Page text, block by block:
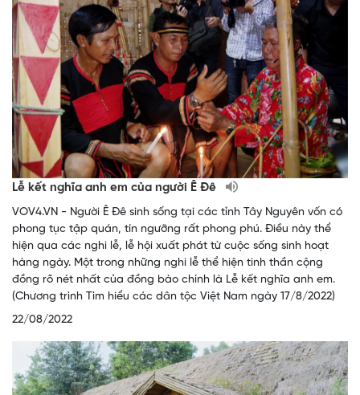
Lễ kết nghĩa anh em của người Ê Đê
VOV4.VN - Người Ê Đê sinh sống tại các tỉnh Tây Nguyên vốn có
phong tục tập quán, tín ngưỡng rất phong phú. Điều này thể
hiện qua các nghi lễ, lễ hội xuất phát từ cuộc sống sinh hoạt
hàng ngày. Một trong những nghi lễ thể hiện tinh thần cộng
đồng rõ nét nhất của đồng bào chính là Lễ kết nghĩa anh em.
(Chương trình Tìm hiểu các dân tộc Việt Nam ngày 17/8/2022)
22/08/2022